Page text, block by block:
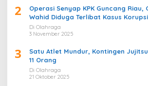
2
Operasi Senyap KPK Guncang Riau,
Wahid Diduga Terlibat Kasus
Di Olahraga
3 November 2025
3
Satu Atlet Mundur, Kontingen Jujitsu
11 Orang
Di Olahraga
21 Oktober 2025